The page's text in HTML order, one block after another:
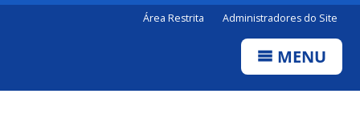
Área Restrita Administradores do Site
MENU